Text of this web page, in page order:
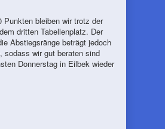
Punkten bleiben wir trotz der
dritten Tabellenplatz. Der
Abstiegsränge beträgt jedoch
sodass wir gut beraten sind
Donnerstag in Eilbek wieder